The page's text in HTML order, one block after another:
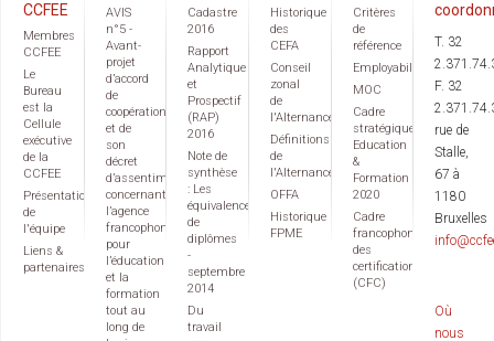
CCFEE
Membres
CCFEE
Le
Bureau
est la
Cellule
exécutive
de la
CCFEE
Présentation
de
l'équipe
Liens &
partenaires
AVIS
n°5 -
Avant-
projet
d’accord
de
coopération
et de
son
décret
d’assentiment
concernant
l’agence
francophone
pour
l’éducation
et la
formation
tout au
long de
Cadastre
2016
Rapport
Analytique
et
Prospectif
(RAP)
2016
Note de
synthèse
: Les
équivalences
de
diplômes
-
septembre
2014
Du
travail
Historique
des
CEFA
Conseil
zonal
de
l'Alternance
Définitions
de
l'Alternance
OFFA
Historique
FPME
Critères
de
référence
Employabilité
MOC
Cadre
stratégique
Education
&
Formation
2020
Cadre
francophone
des
certifications
(CFC)
T. 32
F. 32
rue de
Stalle,
67 à
1180
Bruxelles
Où
nous